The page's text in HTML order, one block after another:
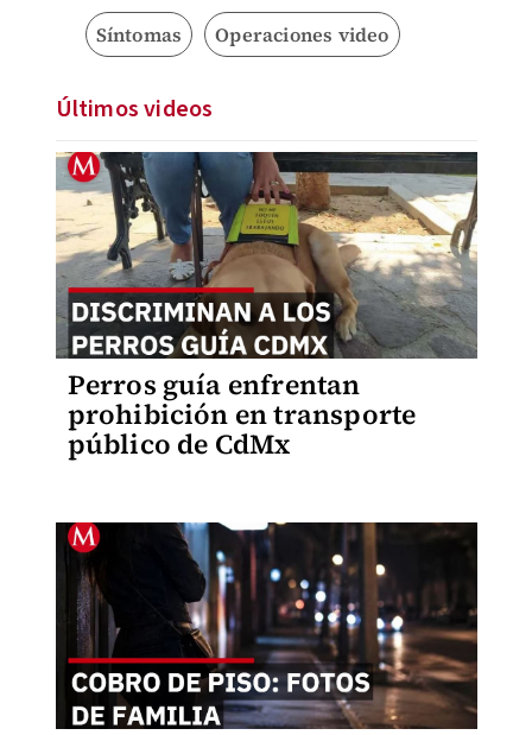
Síntomas Operaciones video
Últimos videos
Perros guía enfrentan
prohibición en transporte
público de CdMx